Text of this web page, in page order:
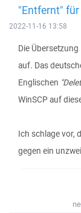
"Entfernt"
2022-11-16 13:58
Die Übersetzung
auf. Das
Englischen
WinSCP auf
Ich schlage vor,
gegen ein